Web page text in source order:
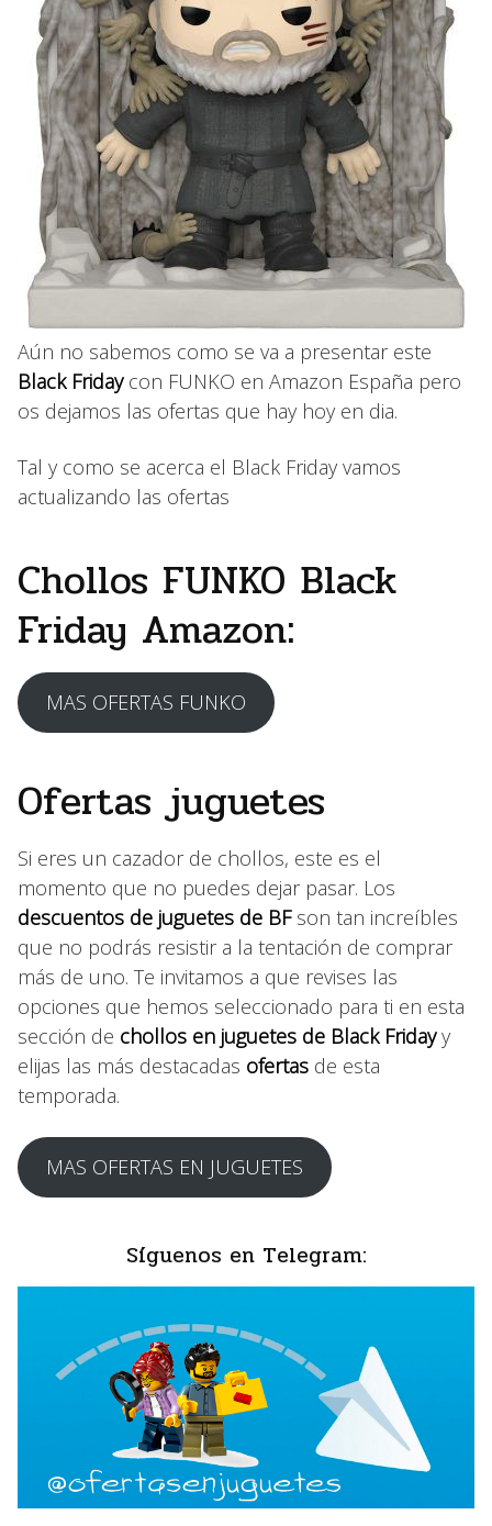
Aún no sabemos como se va a presentar este
Black Friday con FUNKO en Amazon España pero
os dejamos las ofertas que hay hoy en dia.
Tal y como se acerca el Black Friday vamos
actualizando las ofertas
Chollos FUNKO Black
Friday Amazon:
MAS OFERTAS FUNKO
Ofertas juguetes
Si eres un cazador de chollos, este es el
momento que no puedes dejar pasar. Los
descuentos de juguetes de BFson tan increíbles
que no podrás resistir a la tentación de comprar
más de uno. Te invitamos a que revises las
opciones que hemos seleccionado para ti en esta
sección de chollos en juguetes de Black Fridayy
elijas las más destacadas ofertas de esta
temporada.
MAS OFERTAS EN JUGUETES
Síguenos en Telegram: